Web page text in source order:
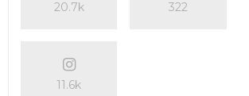
20.7k 322
11.6k